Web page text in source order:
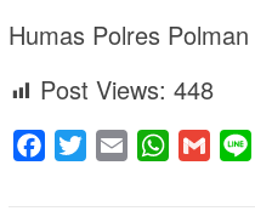
Humas Polres Polman
Post Views: 448
Facebook
Twitter Email WhatsApp
Gmail